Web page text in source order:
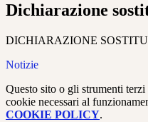
Dichiarazione
DICHIARAZIONE
Notizie
Questo sito o gli strumenti
cookie necessari al
COOKIE POLICY.